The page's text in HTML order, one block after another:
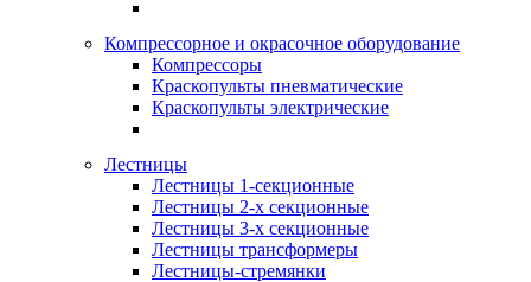
Компрессорное и окрасочное оборудование
Компрессоры
Краскопульты пневматические
Краскопульты электрические
Лестницы
Лестницы 1-секционные
Лестницы 2-х секционные
Лестницы 3-х секционные
Лестницы трансформеры
Лестницы-стремянки